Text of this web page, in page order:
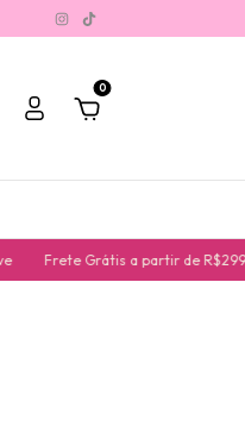
0
Frete Grátis a partir de